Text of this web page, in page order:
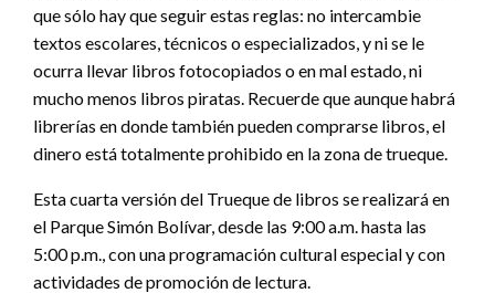
que sólo hay que seguir estas reglas: no intercambie
textos escolares, técnicos o especializados, y ni se le
ocurra llevar libros fotocopiados o en mal estado, ni
mucho menos libros piratas. Recuerde que aunque habrá
librerías en donde también pueden comprarse libros, el
dinero está totalmente prohibido en la zona de trueque.
Esta cuarta versión del Trueque de libros se realizará en
el Parque Simón Bolívar, desde las 9:00 a.m. hasta las
5:00 p.m., con una programación cultural especial y con
actividades de promoción de lectura.